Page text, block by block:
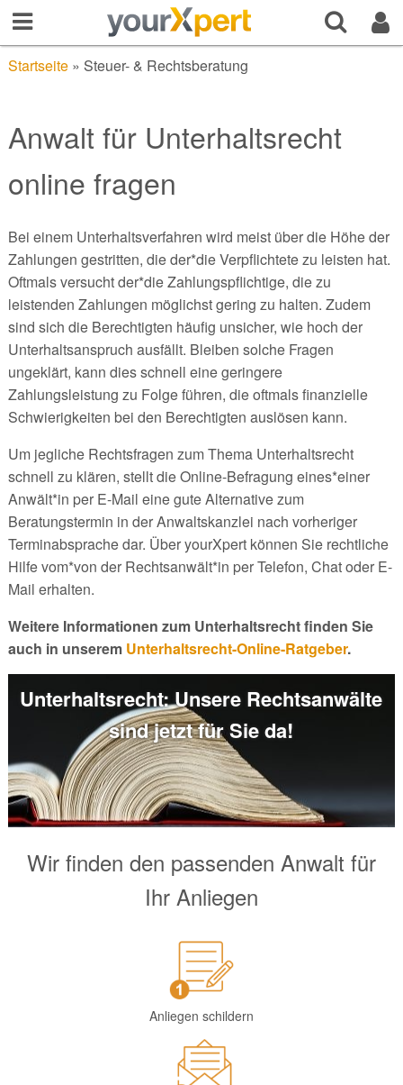
Startseite» Steuer- & Rechtsberatung
Anwalt für Unterhaltsrecht
online fragen
Bei einem Unterhaltsverfahren wird meist über die Höhe der
Zahlungen gestritten, die der*die Verpflichtete zu leisten hat.
Oftmals versucht der*die Zahlungspflichtige, die zu
leistenden Zahlungen möglichst gering zu halten. Zudem
sind sich die Berechtigten häufig unsicher, wie hoch der
Unterhaltsanspruch ausfällt. Bleiben solche Fragen
ungeklärt, kann dies schnell eine geringere
Zahlungsleistung zu Folge führen, die oftmals finanzielle
Schwierigkeiten bei den Berechtigten auslösen kann.
Um jegliche Rechtsfragen zum Thema Unterhaltsrecht
schnell zu klären, stellt die Online-Befragung eines*einer
Anwält*in per E-Mail eine gute Alternative zum
Beratungstermin in der Anwaltskanzlei nach vorheriger
Terminabsprache dar. Über yourXpert können Sie rechtliche
Hilfe vom*von der Rechtsanwält*in per Telefon, Chat oder E-
Mail erhalten.
Weitere Informationen zum Unterhaltsrecht finden Sie
auch in unserem Unterhaltsrecht-Online-Ratgeber.
Unterhaltsrecht: Unsere Rechtsanwälte
sind jetzt für Sie da!
Wir finden den passenden Anwalt für
Ihr Anliegen
Anliegen schildern